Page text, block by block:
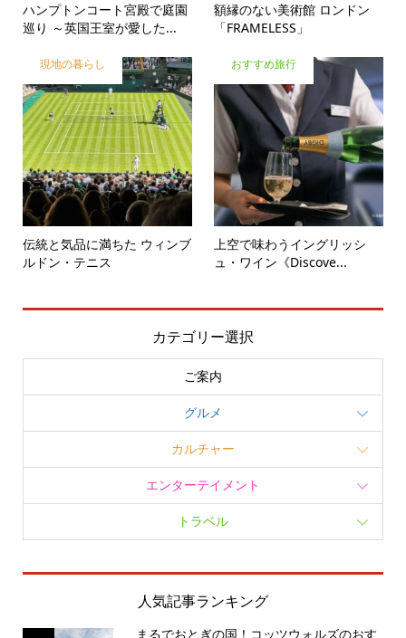
ハンプトンコート宮殿で庭園
巡り ～英国王室が愛した...
額縁のない美術館 ロンドン
「FRAMELESS」
現地の暮らし
伝統と気品に満ちた ウィンブ
ルドン・テニス
おすすめ旅行
上空で味わうイングリッシ
ュ・ワイン《Discove...
カテゴリー選択
ご案内
グルメ
カルチャー
エンターテイメント
トラベル
人気記事ランキング
まるでおとぎの国！コッツウォルズのおす